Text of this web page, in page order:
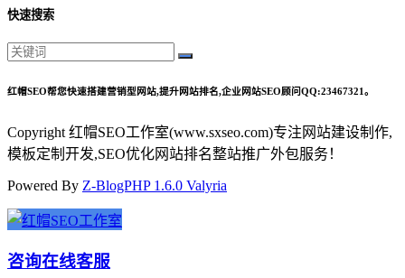
快速搜索
红帽SEO帮您快速搭建营销型网站,提升网站排名,企业网站SEO顾问QQ:23467321。
Copyright 红帽SEO工作室(www.sxseo.com)专注网站建设制作,
模板定制开发,SEO优化网站排名整站推广外包服务！
Powered By Z-BlogPHP 1.6.0 Valyria
咨询在线客服